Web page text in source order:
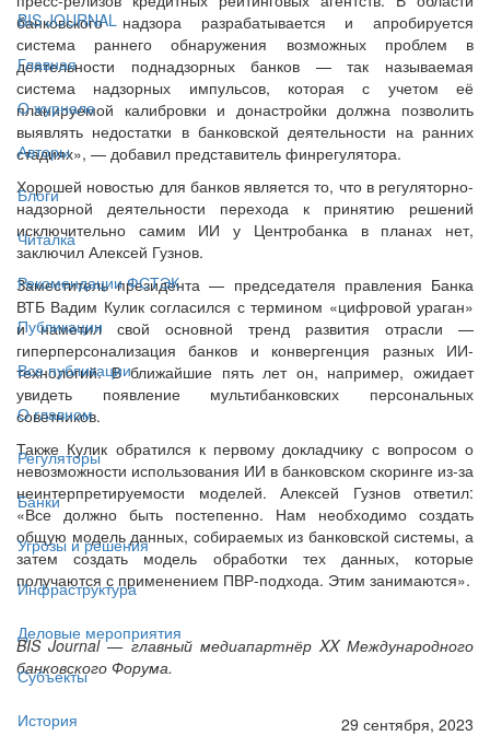
BIS JOURNAL
Главная
О журнале
Авторы
Блоги
Читалка
Рекомендации ФСТЭК
Публикации
Все публикации
О главном
Регуляторы
Банки
Угрозы и решения
Инфраструктура
Деловые мероприятия
Субъекты
История
банковского надзора разрабатывается и апробируется
система раннего обнаружения возможных проблем в
деятельности поднадзорных банков — так называемая
система надзорных импульсов, которая с учетом её
планируемой калибровки и донастройки должна позволить
выявлять недостатки в банковской деятельности на ранних
стадиях», — добавил представитель финрегулятора.
Хорошей новостью для банков является то, что в регуляторно-
надзорной деятельности перехода к принятию решений
исключительно самим ИИ у Центробанка в планах нет,
заключил Алексей Гузнов.
Заместитель президента — председателя правления Банка
ВТБ Вадим Кулик согласился с термином «цифровой ураган»
и наметил свой основной тренд развития отрасли —
гиперперсонализация банков и конвергенция разных ИИ-
технологий. В ближайшие пять лет он, например, ожидает
увидеть появление мультибанковских персональных
советников.
Также Кулик обратился к первому докладчику с вопросом о
невозможности использования ИИ в банковском скоринге из-за
неинтерпретируемости моделей. Алексей Гузнов ответил:
«Все должно быть постепенно. Нам необходимо создать
общую модель данных, собираемых из банковской системы, а
затем создать модель обработки тех данных, которые
получаются с применением ПВР-подхода. Этим занимаются».
BIS Journal — главный медиапартнёр XX Международного
банковского Форума.
29 сентября, 2023